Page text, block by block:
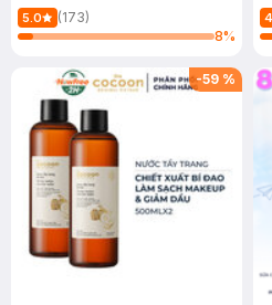
150ml
5.0
(173)
8%
-59 %